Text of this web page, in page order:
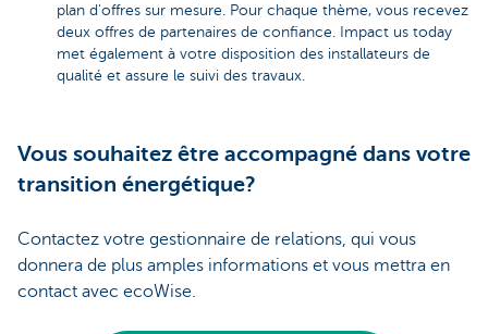
plan d'offres sur mesure. Pour chaque thème, vous recevez
deux offres de partenaires de confiance. Impact us today
met également à votre disposition des installateurs de
qualité et assure le suivi des travaux.
Vous souhaitez être accompagné dans votre
transition énergétique?
Contactez votre gestionnaire de relations, qui vous
donnera de plus amples informations et vous mettra en
contact avec ecoWise.